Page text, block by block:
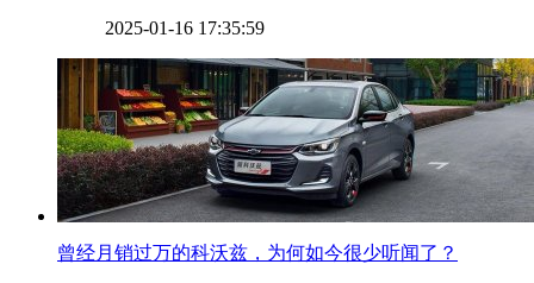
2025-01-16 17:35:59
​曾经月销过万的科沃兹，为何如今很少听闻了？